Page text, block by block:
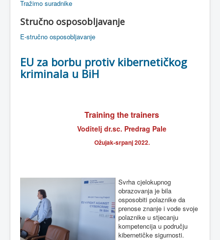
Tražimo suradnike
Stručno osposobljavanje
E-stručno osposobljavanje
EU za borbu protiv kibernetičkog
kriminala u BiH
Training the trainers
Voditelj dr.sc. Predrag Pale
Ožujak-srpanj 2022.
Svrha cjelokupnog
obrazovanja je bila
osposobiti polaznike da
prenose znanje i vode svoje
polaznike u stjecanju
kompetencija u području
kibernetičke sigurnosti.